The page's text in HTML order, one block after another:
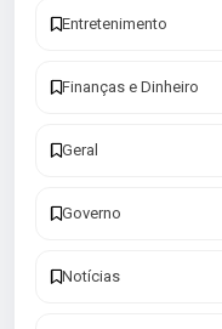
Entretenimento
Finanças e Dinheiro
Geral
Governo
Notícias